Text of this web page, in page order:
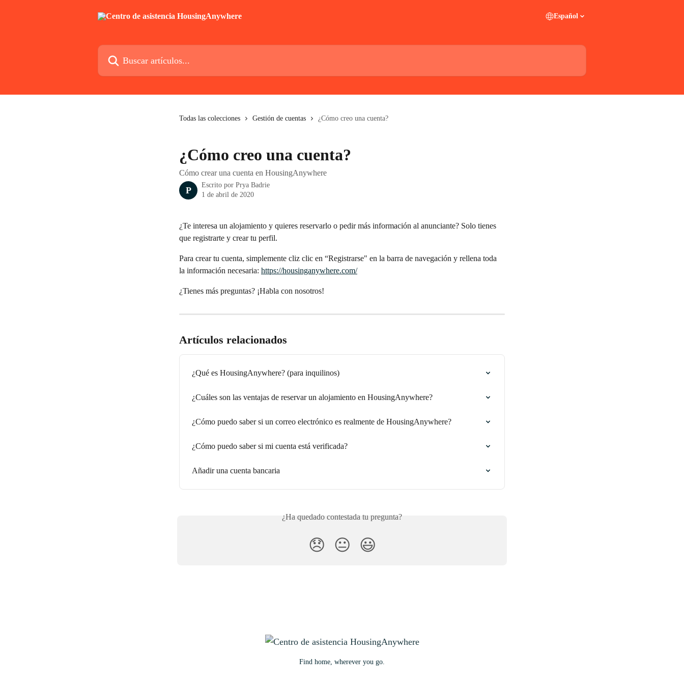
Español
Buscar artículos...
Todas las colecciones Gestión de cuentas ¿Cómo creo una cuenta?
¿Cómo creo una cuenta?
Cómo crear una cuenta en HousingAnywhere
P
Escrito por Prya Badrie
1 de abril de 2020
¿Te interesa un alojamiento y quieres reservarlo o pedir más información al anunciante? Solo tienes
que registrarte y crear tu perfil.
Para crear tu cuenta, simplemente cliz clic en “Registrarse" en la barra de navegación y rellena toda
la información necesaria: https://housinganywhere.com/
¿Tienes más preguntas? ¡Habla con nosotros!
Artículos relacionados
¿Qué es HousingAnywhere? (para inquilinos)
¿Cuáles son las ventajas de reservar un alojamiento en HousingAnywhere?
¿Cómo puedo saber si un correo electrónico es realmente de HousingAnywhere?
¿Cómo puedo saber si mi cuenta está verificada?
Añadir una cuenta bancaria
¿Ha quedado contestada tu pregunta?
😞 😐 😃
Find home, wherever you go.